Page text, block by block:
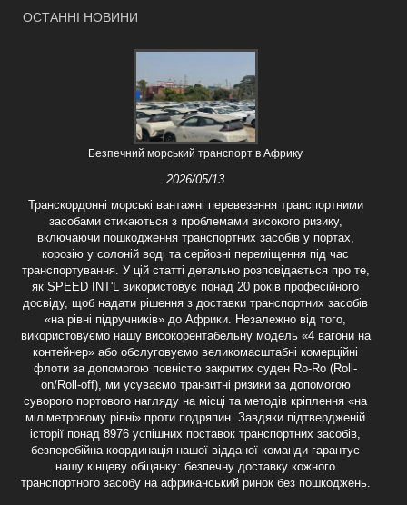
ОСТАННІ НОВИНИ
Безпечний морський транспорт в Африку
2026/05/13
Транскордонні морські вантажні перевезення транспортними
засобами стикаються з проблемами високого ризику,
включаючи пошкодження транспортних засобів у портах,
корозію у солоній воді та серйозні переміщення під час
транспортування. У цій статті детально розповідається про те,
як SPEED INT'L використовує понад 20 років професійного
досвіду, щоб надати рішення з доставки транспортних засобів
«на рівні підручників» до Африки. Незалежно від того,
використовуємо нашу високорентабельну модель «4 вагони на
контейнер» або обслуговуємо великомасштабні комерційні
флоти за допомогою повністю закритих суден Ro-Ro (Roll-
on/Roll-off), ми усуваємо транзитні ризики за допомогою
суворого портового нагляду на місці та методів кріплення «на
міліметровому рівні» проти подряпин. Завдяки підтвердженій
історії понад 8976 успішних поставок транспортних засобів,
безперебійна координація нашої відданої команди гарантує
нашу кінцеву обіцянку: безпечну доставку кожного
транспортного засобу на африканський ринок без пошкоджень.